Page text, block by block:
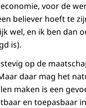
voor de
believer hoeft te
wel, en ik ben dan
is).
op de
daar mag het
maken is een
en toepasbaar